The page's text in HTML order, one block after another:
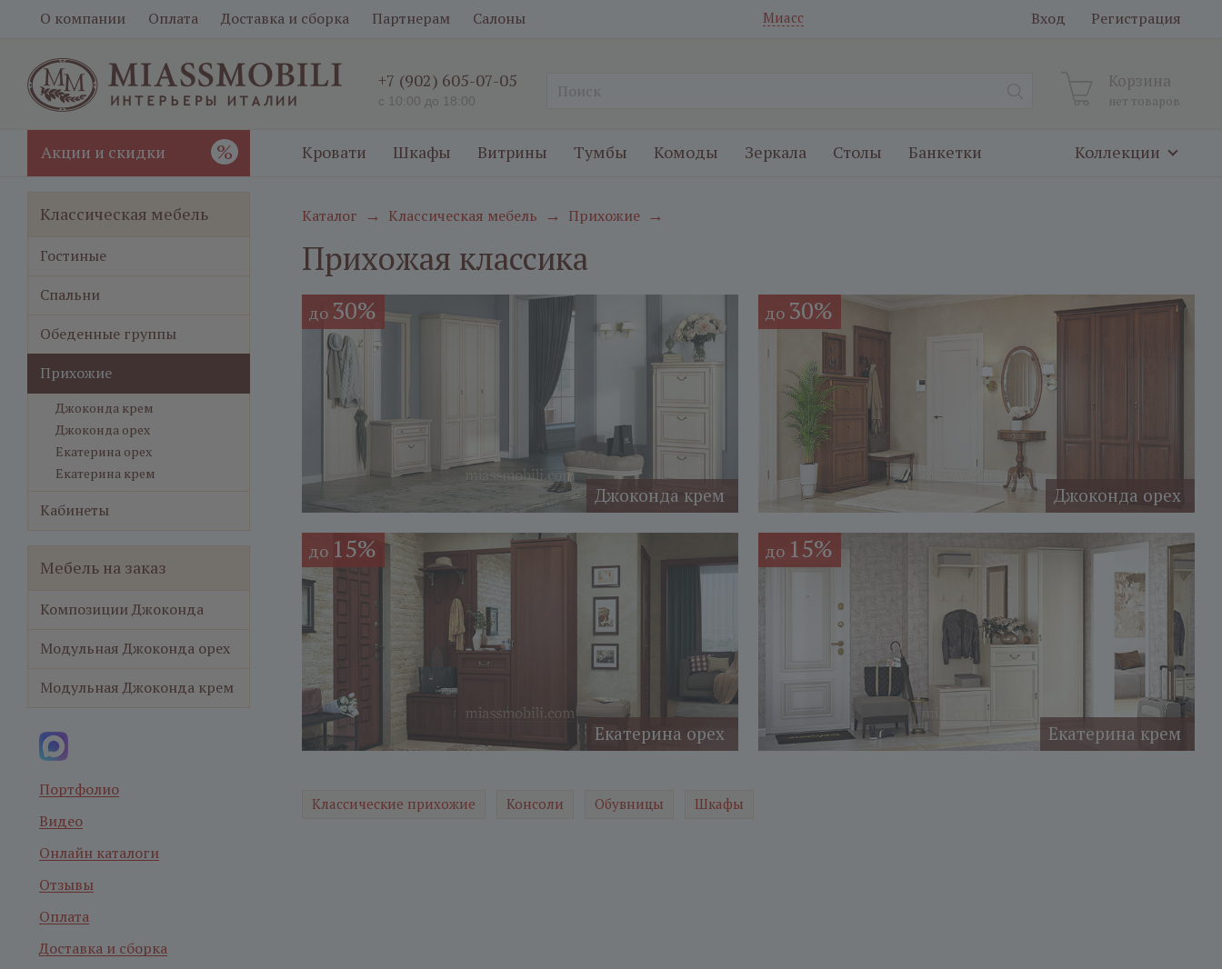
О компании Оплата Доставка и сборка Партнерам Салоны Миасс Вход Регистрация
+7 (902) 605-07-05
с 10:00 до 18:00
Корзина
нет товаров
Акции и скидки % Кровати Шкафы Витрины Тумбы Комоды Зеркала Столы Банкетки Коллекции
Каталог → Классическая мебель → Прихожие →
Прихожая классика
до 30%
Джоконда крем
до 30%
Джоконда орех
до 15%
Екатерина орех
до 15%
Екатерина крем
Классические прихожие Консоли Обувницы Шкафы
Классическая мебель
Гостиные
Спальни
Обеденные группы
Прихожие
Джоконда крем
Джоконда орех
Екатерина орех
Екатерина крем
Кабинеты
Мебель на заказ
Композиции Джоконда
Модульная Джоконда орех
Модульная Джоконда крем
Портфолио
Видео
Онлайн каталоги
Отзывы
Оплата
Доставка и сборка